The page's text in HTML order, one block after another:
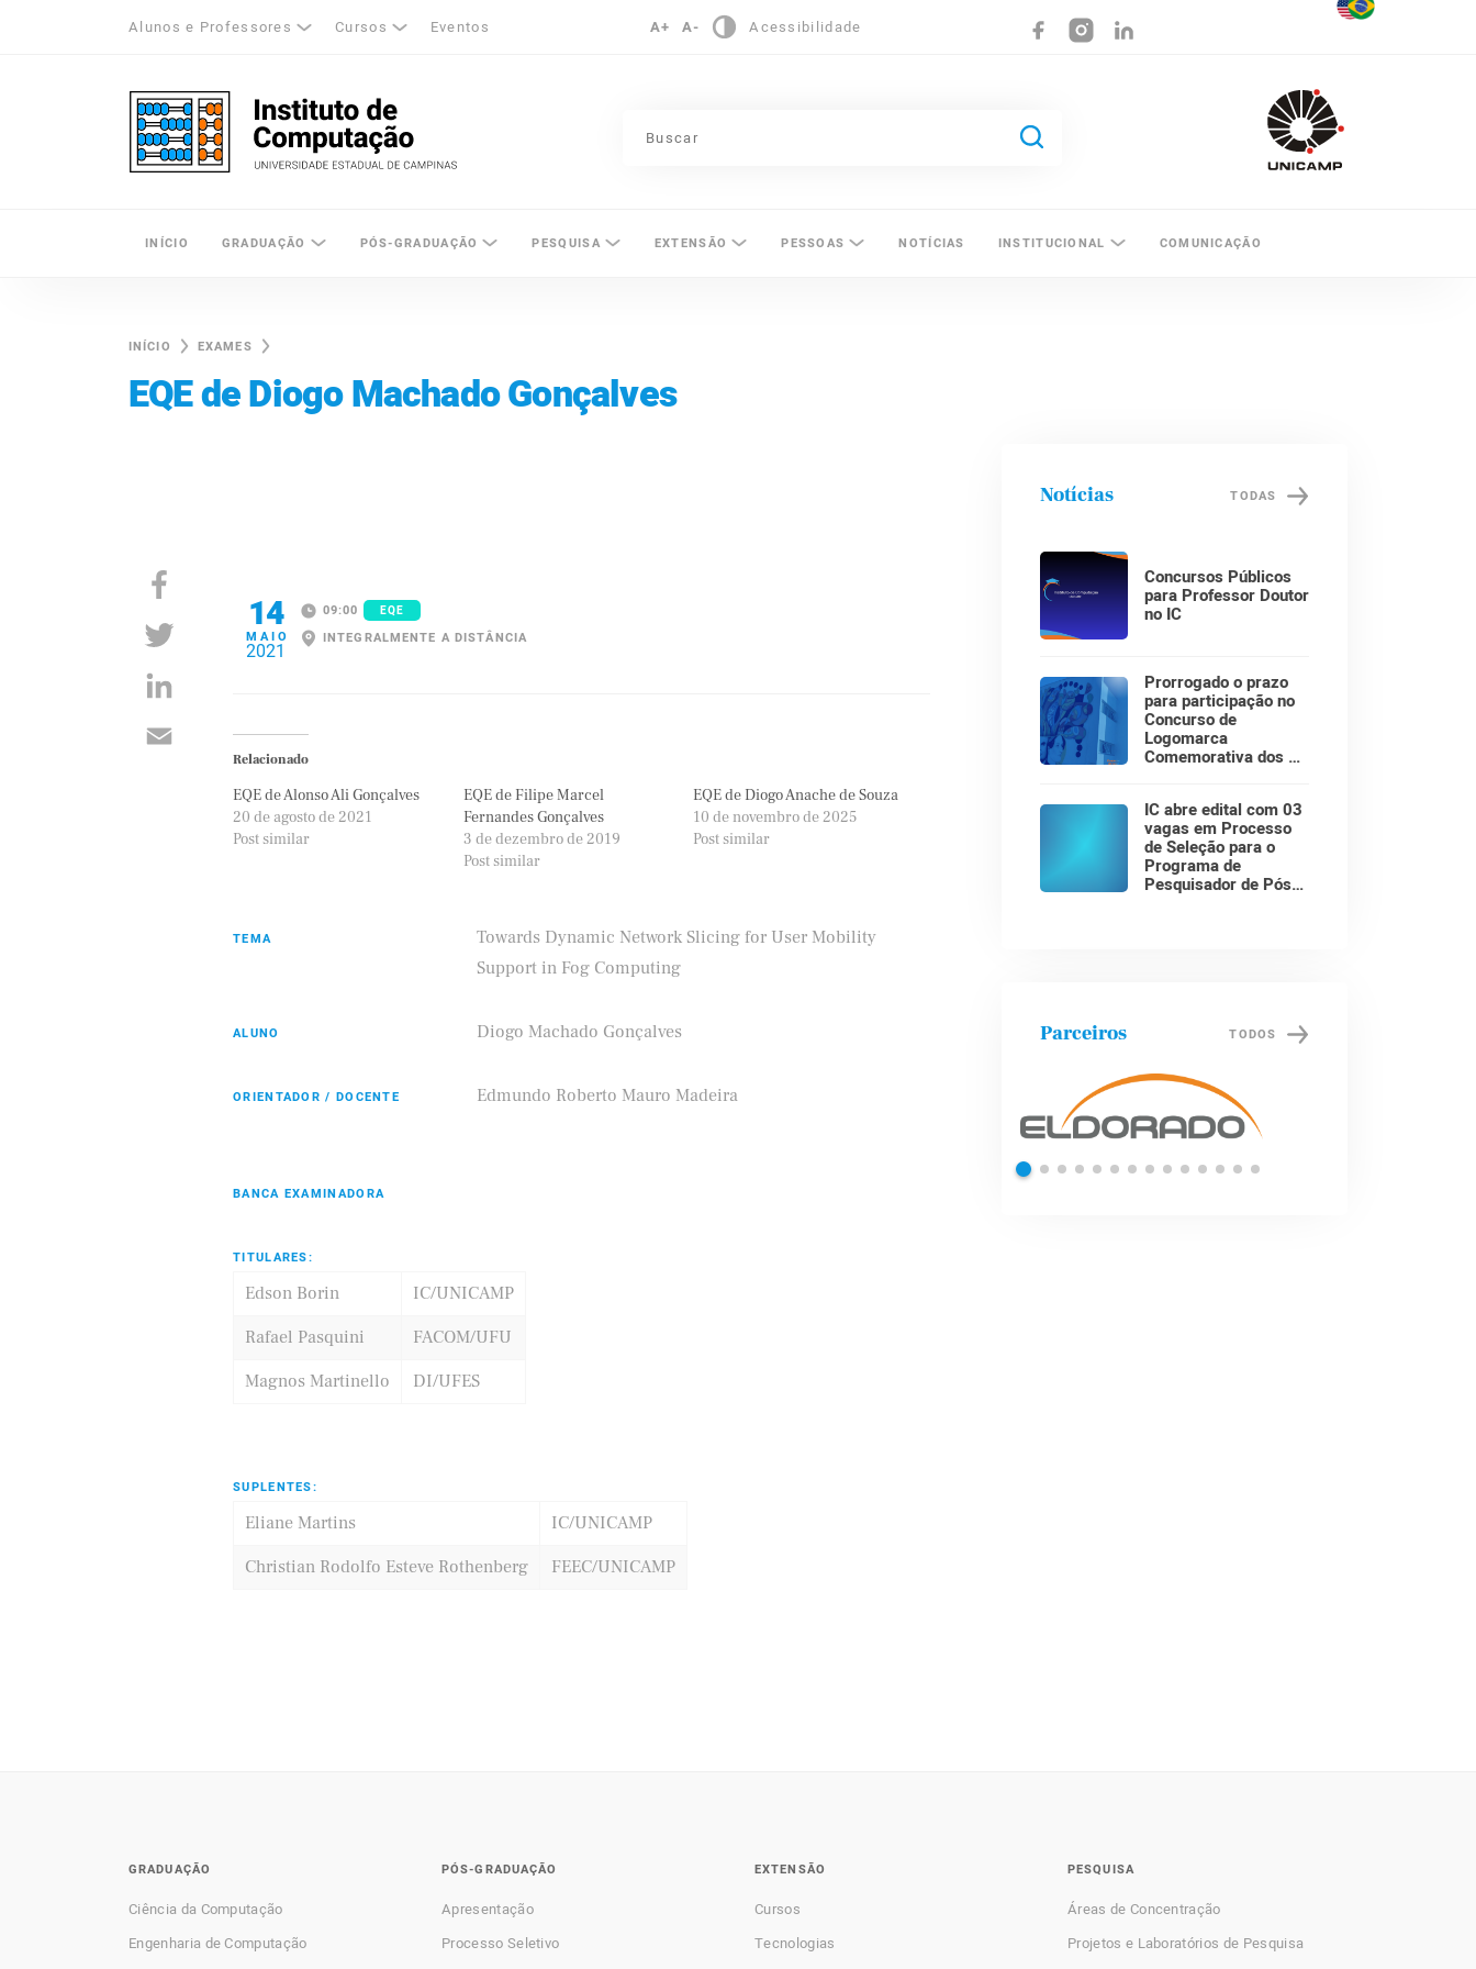
Alunos e Professores Cursos Eventos A+ A- Acessibilidade
Unicamp - Universidade Estadual de Campinas
INÍCIO GRADUAÇÃO PÓS-GRADUAÇÃO PESQUISA EXTENSÃO PESSOAS NOTÍCIAS INSTITUCIONAL COMUNICAÇÃO
INÍCIO EXAMES
EQE de Diogo Machado Gonçalves
14
MAIO
2021
09:00 EQE
INTEGRALMENTE A DISTÂNCIA
Relacionado
EQE de Alonso Ali Gonçalves
20 de agosto de 2021
Post similar
EQE de Filipe Marcel
Fernandes Gonçalves
3 de dezembro de 2019
Post similar
EQE de Diogo Anache de Souza
10 de novembro de 2025
Post similar
TEMA
Towards Dynamic Network Slicing for User Mobility
Support in Fog Computing
ALUNO Diogo Machado Gonçalves
ORIENTADOR / DOCENTE Edmundo Roberto Mauro Madeira
BANCA EXAMINADORA
TITULARES:
Edson Borin
IC/UNICAMP
Rafael Pasquini
FACOM/UFU
Magnos Martinello
DI/UFES
SUPLENTES:
Eliane Martins
IC/UNICAMP
Christian Rodolfo Esteve Rothenberg
FEEC/UNICAMP
Notícias TODAS
Concursos Públicos
para Professor Doutor
no IC
Prorrogado o prazo
para participação no
Concurso de
Logomarca
Comemorativa dos 30
IC abre edital com 03
vagas em Processo
de Seleção para o
Programa de
Pesquisador de Pós-
Parceiros TODOS
ifood Shell
GRADUAÇÃO
Ciência da Computação
Engenharia de Computação
PÓS-GRADUAÇÃO
Apresentação
Processo Seletivo
EXTENSÃO
Cursos
Tecnologias
PESQUISA
Áreas de Concentração
Projetos e Laboratórios de Pesquisa